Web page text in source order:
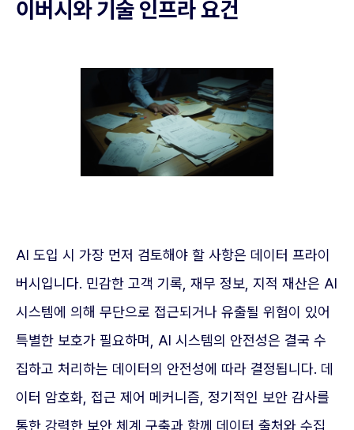
이버시와 기술 인프라 요건
AI 도입 시 가장 먼저 검토해야 할 사항은 데이터 프라이
버시입니다. 민감한 고객 기록, 재무 정보, 지적 재산은 AI
시스템에 의해 무단으로 접근되거나 유출될 위험이 있어
특별한 보호가 필요하며, AI 시스템의 안전성은 결국 수
집하고 처리하는 데이터의 안전성에 따라 결정됩니다. 데
이터 암호화, 접근 제어 메커니즘, 정기적인 보안 감사를
통한 강력한 보안 체계 구축과 함께 데이터 출처와 수집